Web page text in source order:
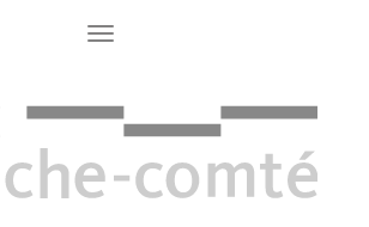
Toggle
navigation